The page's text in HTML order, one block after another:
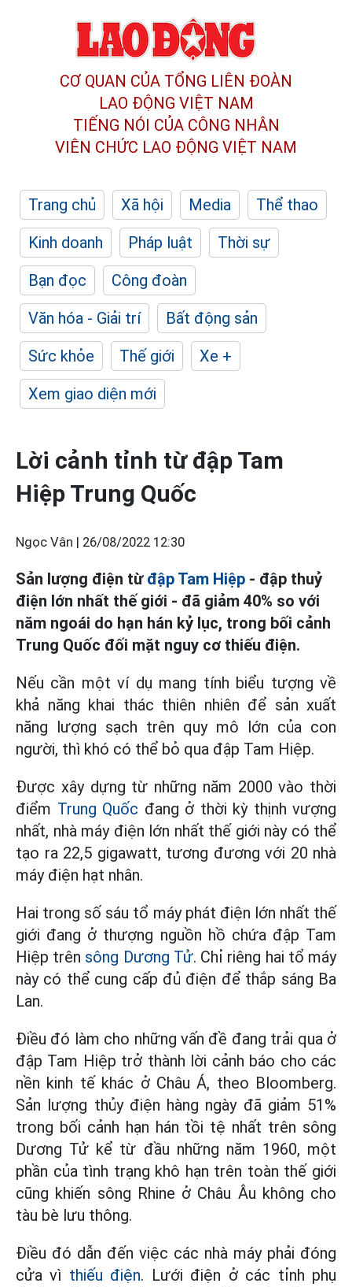
CƠ QUAN CỦA TỔNG LIÊN ĐOÀN
LAO ĐỘNG VIỆT NAM
TIẾNG NÓI CỦA CÔNG NHÂN
VIÊN CHỨC LAO ĐỘNG VIỆT NAM
Trang chủ Xã hội Media
Thể thao
Kinh doanh
Pháp luật
Thời sự
Bạn đọc
Công đoàn
Văn hóa - Giải trí
Bất động sản
Sức khỏe
Thế giới
Xe +
Xem giao diện mới
Lời cảnh tỉnh từ đập Tam
Hiệp Trung Quốc
Ngọc Vân | 26/08/2022 12:30
Sản lượng điện từ đập Tam Hiệp - đập thuỷ
điện lớn nhất thế giới - đã giảm 40% so với
năm ngoái do hạn hán kỷ lục, trong bối cảnh
Trung Quốc đối mặt nguy cơ thiếu điện.
Nếu cần một ví dụ mang tính biểu tượng về
khả năng khai thác thiên nhiên để sản xuất
năng lượng sạch trên quy mô lớn của con
người, thì khó có thể bỏ qua đập Tam Hiệp.
Được xây dựng từ những năm 2000 vào thời
điểm Trung Quốc đang ở thời kỳ thịnh vượng
nhất, nhà máy điện lớn nhất thế giới này có thể
tạo ra 22,5 gigawatt, tương đương với 20 nhà
máy điện hạt nhân.
Hai trong số sáu tổ máy phát điện lớn nhất thế
giới đang ở thượng nguồn hồ chứa đập Tam
Hiệp trên sông Dương Tử. Chỉ riêng hai tổ máy
này có thể cung cấp đủ điện để thắp sáng Ba
Lan.
Điều đó làm cho những vấn đề đang trải qua ở
đập Tam Hiệp trở thành lời cảnh báo cho các
nền kinh tế khác ở Châu Á, theo Bloomberg.
Sản lượng thủy điện hàng ngày đã giảm 51%
trong bối cảnh hạn hán tồi tệ nhất trên sông
Dương Tử kể từ đầu những năm 1960, một
phần của tình trạng khô hạn trên toàn thế giới
cũng khiến sông Rhine ở Châu Âu không cho
tàu bè lưu thông.
Điều đó dẫn đến việc các nhà máy phải đóng
cửa vì thiếu điện. Lưới điện ở các tỉnh phụ